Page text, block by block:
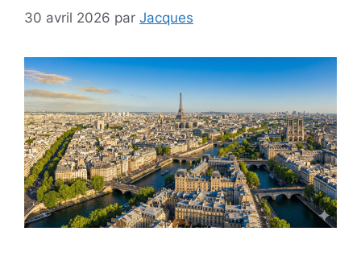
30 avril 2026 par Jacques